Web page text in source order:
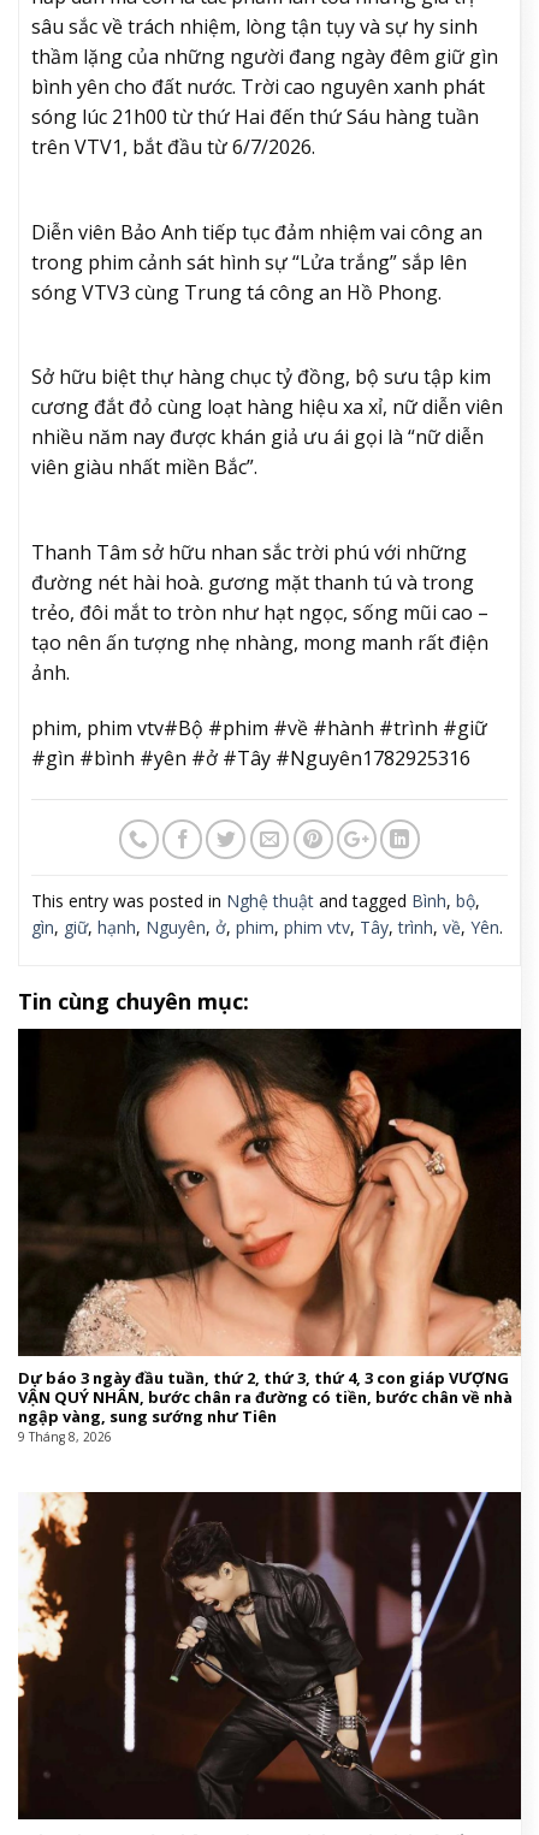
sâu sắc về trách nhiệm, lòng tận tụy và sự hy sinh
thầm lặng của những người đang ngày đêm giữ gìn
bình yên cho đất nước. Trời cao nguyên xanh phát
sóng lúc 21h00 từ thứ Hai đến thứ Sáu hàng tuần
trên VTV1, bắt đầu từ 6/7/2026.
Diễn viên Bảo Anh tiếp tục đảm nhiệm vai công an
trong phim cảnh sát hình sự “Lửa trắng” sắp lên
sóng VTV3 cùng Trung tá công an Hồ Phong.
Sở hữu biệt thự hàng chục tỷ đồng, bộ sưu tập kim
cương đắt đỏ cùng loạt hàng hiệu xa xỉ, nữ diễn viên
nhiều năm nay được khán giả ưu ái gọi là “nữ diễn
viên giàu nhất miền Bắc”.
Thanh Tâm sở hữu nhan sắc trời phú với những
đường nét hài hoà. gương mặt thanh tú và trong
trẻo, đôi mắt to tròn như hạt ngọc, sống mũi cao –
tạo nên ấn tượng nhẹ nhàng, mong manh rất điện
ảnh.
phim, phim vtv#Bộ #phim #về #hành #trình #giữ
#gìn #bình #yên #ở #Tây #Nguyên1782925316
This entry was posted in Nghệ thuật and tagged Bình, bộ,
gìn, giữ, hạnh, Nguyên, ở, phim, phim vtv, Tây,trình, về, Yên.
Tin cùng chuyên mục:
Dự báo 3 ngày đầu tuần, thứ 2, thứ 3, thứ 4, 3 con giáp VƯỢNG
VẬN QUÝ NHÂN, bước chân ra đường có tiền, bước chân về nhà
ngập vàng, sung sướng như Tiên
9 Tháng 8, 2026